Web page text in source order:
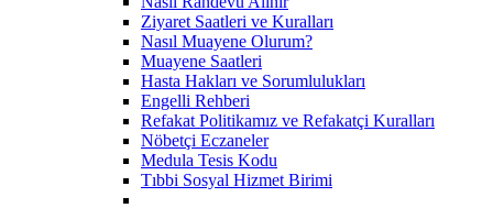
Ziyaret Saatleri ve Kuralları
Nasıl Muayene Olurum?
Muayene Saatleri
Hasta Hakları ve Sorumlulukları
Engelli Rehberi
Refakat Politikamız ve Refakatçi Kuralları
Nöbetçi Eczaneler
Medula Tesis Kodu
Tıbbi Sosyal Hizmet Birimi